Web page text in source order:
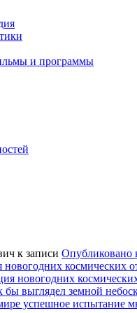
и программы
к записи Опубликовано
новогодних космических
новогодних
бы выглядел земной
успешное испытание